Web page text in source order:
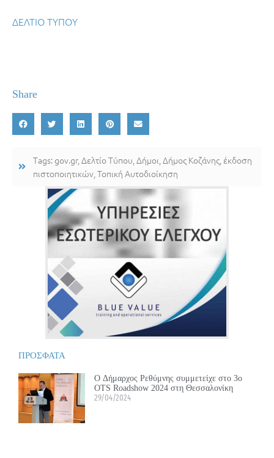
ΔΕΛΤΙΟ ΤΥΠΟΥ
Share
Tags:gov.gr,Δελτίο Τύπου,Δήμοι,Δήμος Κοζάνης, έκδοση
πιστοποιητικών,Τοπική Αυτοδιοίκηση
ΠΡΟΣΦΑΤΑ
Ο Δήμαρχος Ρεθύμνης συμμετείχε στο 3ο
OTS Roadshow 2024 στη Θεσσαλονίκη
29/04/2024